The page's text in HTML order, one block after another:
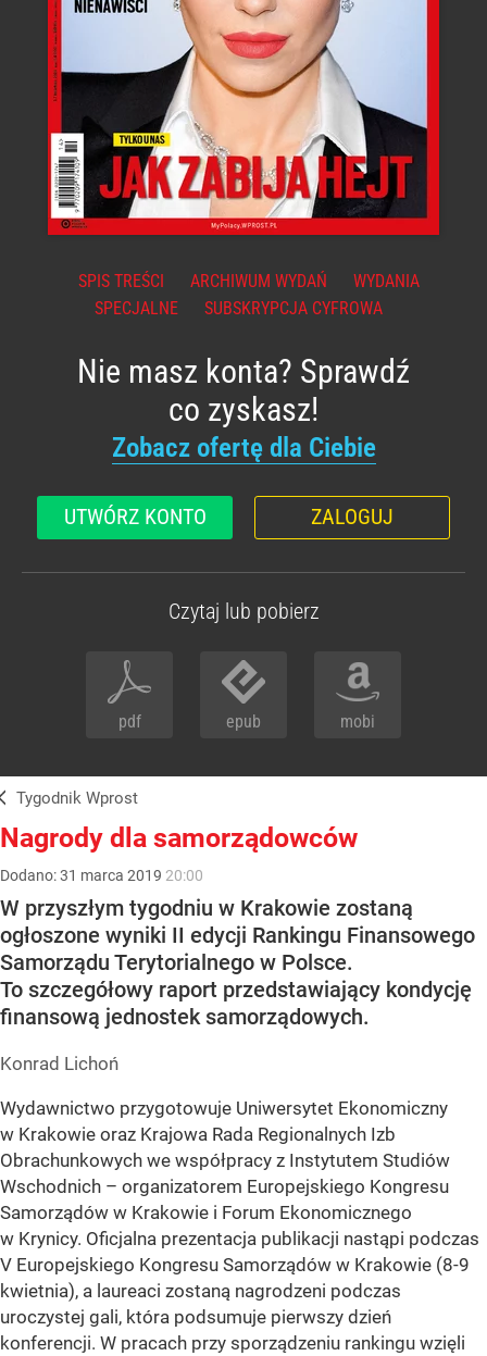
SPIS TREŚCI ARCHIWUM WYDAŃ
WYDANIA
SPECJALNE
SUBSKRYPCJA CYFROWA
Nie masz konta? Sprawdź
co zyskasz!
Zobacz ofertę dla Ciebie
UTWÓRZ KONTO ZALOGUJ
Czytaj lub pobierz
pdf epub mobi
Tygodnik Wprost
Nagrody dla samorządowców
Dodano:31 marca 2019 20:00
W przyszłym tygodniu w Krakowie zostaną
ogłoszone wyniki II edycji Rankingu Finansowego
Samorządu Terytorialnego w Polsce.
To szczegółowy raport przedstawiający kondycję
finansową jednostek samorządowych.
Konrad Lichoń
Wydawnictwo przygotowuje Uniwersytet Ekonomiczny
w Krakowie oraz Krajowa Rada Regionalnych Izb
Obrachunkowych we współpracy z Instytutem Studiów
Wschodnich – organizatorem Europejskiego Kongresu
Samorządów w Krakowie i Forum Ekonomicznego
w Krynicy. Oficjalna prezentacja publikacji nastąpi podczas
V Europejskiego Kongresu Samorządów w Krakowie (8-9
kwietnia), a laureaci zostaną nagrodzeni podczas
uroczystej gali, która podsumuje pierwszy dzień
konferencji. W pracach przy sporządzeniu rankingu wzięli